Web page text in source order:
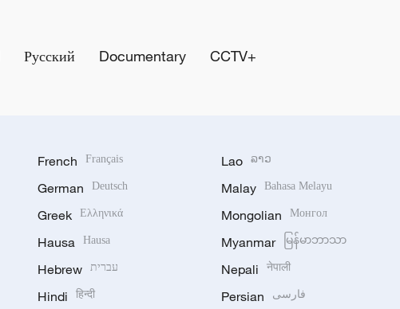
Русский Documentary CCTV+
French Français
German Deutsch
Greek Ελληνικά
Hausa Hausa
Hebrew עברית
Hindi हिन्दी
Lao ລາວ
Malay Bahasa Melayu
Mongolian Монгол
Myanmar မြန်မာဘာသာ
Nepali नेपाली
Persian فارسی